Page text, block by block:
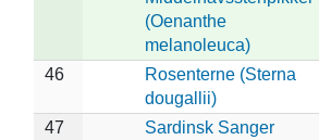
(Oenanthe
melanoleuca)
46
Rosenterne (Sterna
dougallii)
47
Sardinsk Sanger